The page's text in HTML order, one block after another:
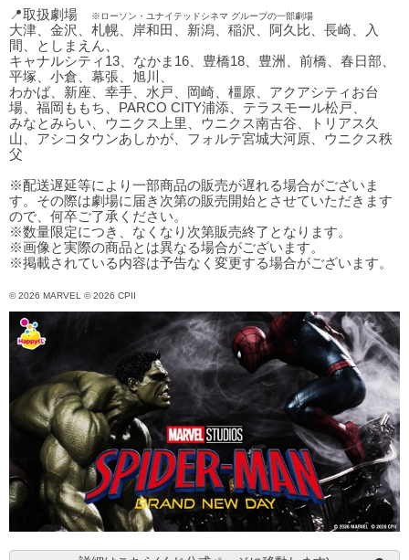
📍取扱劇場 ※ローソン・ユナイテッドシネマ グループの一部劇場
大津、金沢、札幌、岸和田、新潟、稲沢、阿久比、長崎、入
間、としまえん、
キャナルシティ13、なかま16、豊橋18、豊洲、前橋、春日部、
平塚、小倉、幕張、旭川、
わかば、新座、幸手、水戸、岡崎、橿原、アクアシティお台
場、福岡ももち、PARCO CITY浦添、テラスモール松戸、
みなとみらい、ウニクス上里、ウニクス南古谷、トリアス久
山、アシコタウンあしかが、フォルテ宮城大河原、ウニクス秩
父
※配送遅延等により一部商品の販売が遅れる場合がございま
す。その際は劇場に届き次第の販売開始とさせていただきます
ので、何卒ご了承ください。
※数量限定につき、なくなり次第販売終了となります。
※画像と実際の商品とは異なる場合がございます。
※掲載されている内容は予告なく変更する場合がございます。
© 2026 MARVEL © 2026 CPII